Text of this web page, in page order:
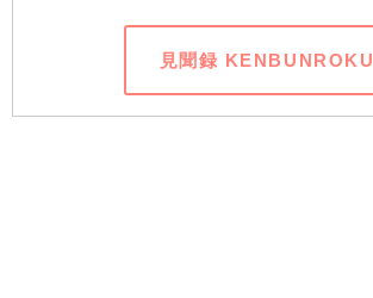
見聞録 KENBUNROKU